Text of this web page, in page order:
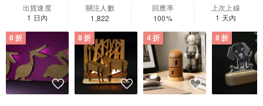
出貨速度
1 日內
關注人數
1,822
回應率
100%
上次上線
1 天內
8 折 8 折 4 折 8 折